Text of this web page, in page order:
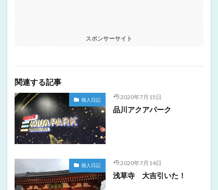
スポンサーサイト
関連する記事
個人日記 2020年7月15日
品川アクアパーク
個人日記 2020年7月14日
浅草寺 大吉引いた！